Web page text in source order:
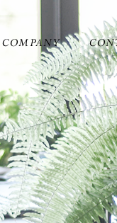
COMPANY